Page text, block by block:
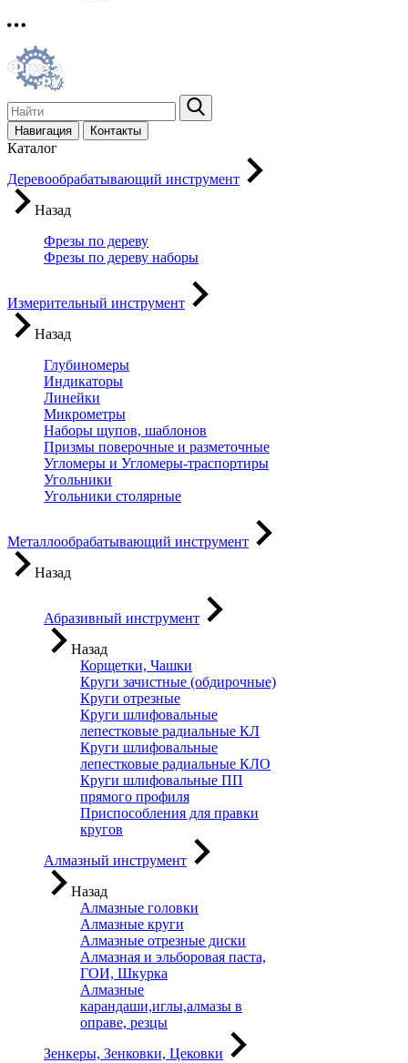
Навигация Контакты
Каталог
Деревообрабатывающий инструмент
Назад
Фрезы по дереву
Фрезы по дереву наборы
Измерительный инструмент
Назад
Глубиномеры
Индикаторы
Линейки
Микрометры
Наборы щупов, шаблонов
Призмы поверочные и разметочные
Угломеры и Угломеры-траспортиры
Угольники
Угольники столярные
Металлообрабатывающий инструмент
Назад
Абразивный инструмент
Назад
Корщетки, Чашки
Круги зачистные (обдирочные)
Круги отрезные
Круги шлифовальные
лепестковые радиальные КЛ
Круги шлифовальные
лепестковые радиальные КЛО
Круги шлифовальные ПП
прямого профиля
Приспособления для правки
кругов
Алмазный инструмент
Назад
Алмазные головки
Алмазные круги
Алмазные отрезные диски
Алмазная и эльборовая паста,
ГОИ, Шкурка
Алмазные
карандаши,иглы,алмазы в
оправе, резцы
Зенкеры, Зенковки, Цековки